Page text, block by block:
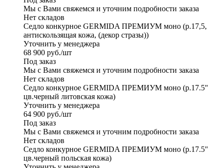
Мы с Вами свяжемся и уточним подробности заказа
Нет складов
Седло конкурное GERMIDA ПРЕМИУМ моно (р.17,5,
антискользящая кожа, (декор стразы))
Уточнить у менеджера
68 900 руб./шт
Под заказ
Мы с Вами свяжемся и уточним подробности заказа
Нет складов
Седло конкурное GERMIDA ПРЕМИУМ моно (р.17.5"
цв.черный литовская кожа)
Уточнить у менеджера
64 900 руб./шт
Под заказ
Мы с Вами свяжемся и уточним подробности заказа
Нет складов
Седло конкурное GERMIDA ПРЕМИУМ моно (р.17.5"
цв.черный польская кожа)